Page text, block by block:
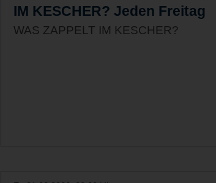
IM KESCHER? Jeden Freitag
WAS ZAPPELT IM KESCHER?